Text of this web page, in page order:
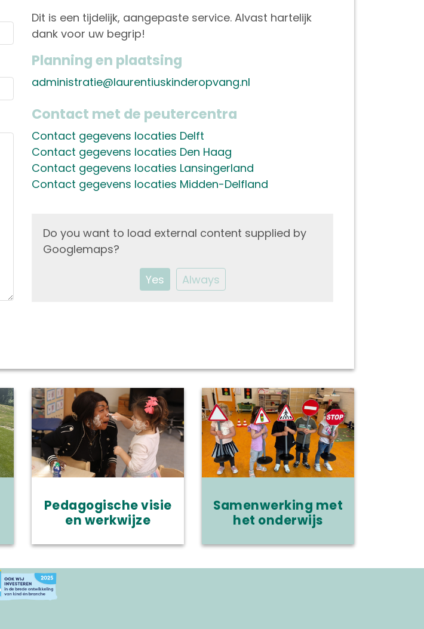
Dit is een tijdelijk, aangepaste service. Alvast hartelijk
dank voor uw begrip!
Planning en plaatsing
administratie@laurentiuskinderopvang.nl
Contact met de peutercentra
Contact gegevens locaties Delft
Contact gegevens locaties Den Haag
Contact gegevens locaties Lansingerland
Contact gegevens locaties Midden-Delfland
Do you want to load external content supplied by
Googlemaps?
Yes Always
Pedagogische visie
en werkwijze
Samenwerking met
het onderwijs